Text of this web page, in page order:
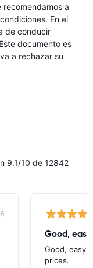
recomendamos a
En el
de conducir
documento es
a rechazar su
9.1/10 de 12842
Good,
Good, easy
prices.